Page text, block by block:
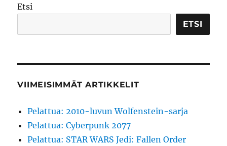
Etsi
ETSI
VIIMEISIMMÄT ARTIKKELIT
Pelattua: 2010-luvun Wolfenstein-sarja
Pelattua: Cyberpunk 2077
Pelattua: STAR WARS Jedi: Fallen Order